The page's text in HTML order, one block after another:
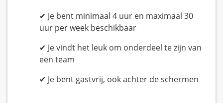
✔ Je bent minimaal 4 uur en maximaal 30
uur per week beschikbaar
✔ Je vindt het leuk om onderdeel te zijn van
een team
✔ Je bent gastvrij, ook achter de schermen